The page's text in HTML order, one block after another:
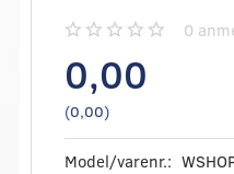
0
0,00
(0,00)
Model/varenr.: